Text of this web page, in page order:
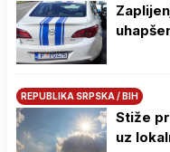
REPUBLIKA SRPSKA / BIH
Stiže
uz